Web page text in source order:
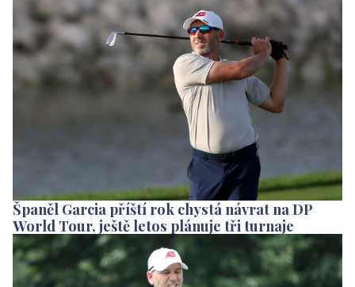
Španěl Garcia příští rok chystá návrat na DP
World Tour, ještě letos plánuje tři turnaje